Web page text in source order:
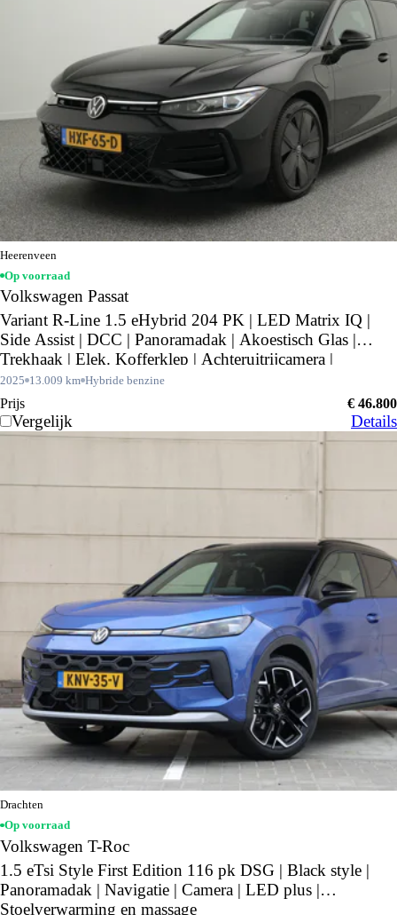
Heerenveen
Op voorraad
Volkswagen Passat
Variant R-Line 1.5 eHybrid 204 PK | LED Matrix IQ |
Side Assist | DCC | Panoramadak | Akoestisch Glas |
Trekhaak | Elek. Kofferklep | Achteruitrijcamera |
2025 13.009 km Hybride benzine
Prijs € 46.800
Vergelijk Details
Drachten
Op voorraad
Volkswagen T-Roc
1.5 eTsi Style First Edition 116 pk DSG | Black style |
Panoramadak | Navigatie | Camera | LED plus |
Stoelverwarming en massage